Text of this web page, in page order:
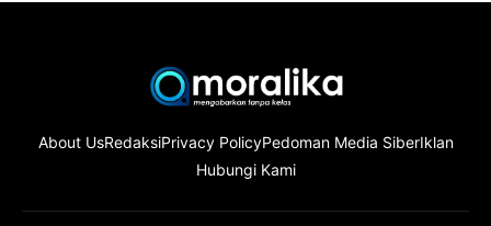
About UsRedaksiPrivacy PolicyPedoman Media SiberIklan
Hubungi Kami